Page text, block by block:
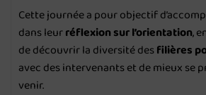
Cette journée a pour objectif
dans leurréflexion sur l’orientation,
de découvrir la diversité desfilières
avec des intervenants et de mieux se
venir.